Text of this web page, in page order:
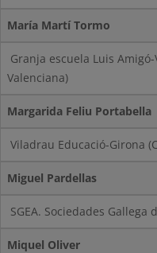
María Martí Tormo
Granja escuela Luis
Valenciana)
Margarida Feliu Portabella
Viladrau Educació-Girona
Miguel Pardellas
SGEA. Sociedades
Miquel Oliver